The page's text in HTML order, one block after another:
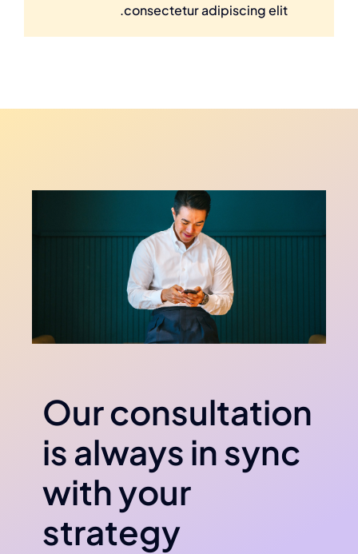
consectetur adipiscing elit.
Our consultation
is always in sync
with your
strategy